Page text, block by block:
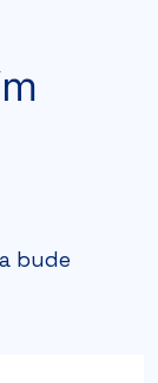
bude